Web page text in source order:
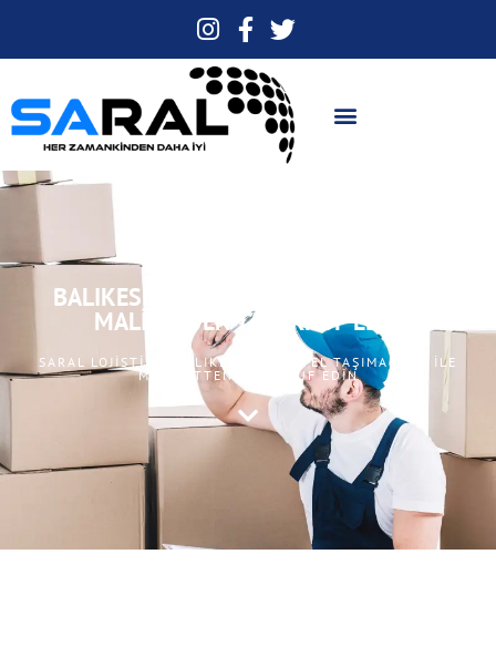
BALIKESIR PARSIYEL TAŞIMACILIK ILE
MALIYETTEN TASARRUF EDIN
SARAL LOJISTIK > BALIKESIR PARSIYEL TAŞIMACILIK ILE
MALIYETTEN TASARRUF EDIN